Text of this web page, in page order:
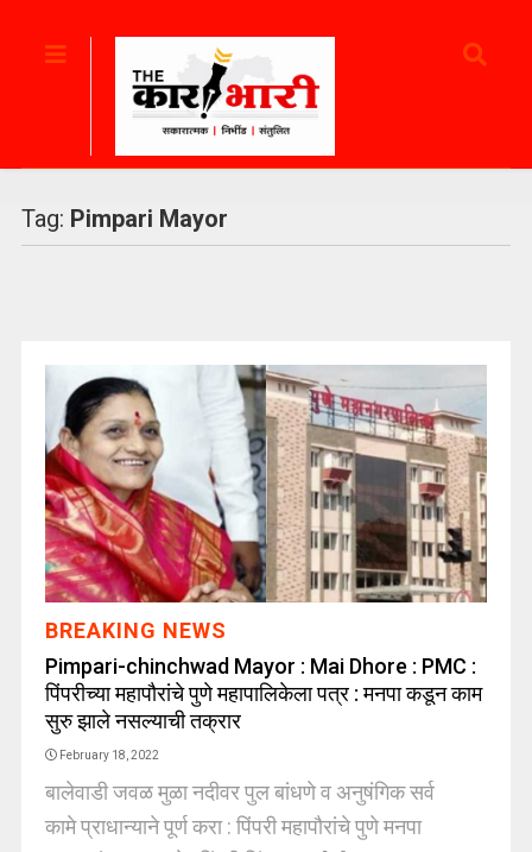
Tag: Pimpari Mayor
BREAKING NEWS
Pimpari-chinchwad Mayor : Mai Dhore : PMC :
पिंपरीच्या महापौरांचे पुणे महापालिकेला पत्र : मनपा कडून काम
सुरु झाले नसल्याची तक्रार
February 18, 2022
बालेवाडी जवळ मुळा नदीवर पुल बांधणे व अनुषंगिक सर्व
कामे प्राधान्याने पूर्ण करा : पिंपरी महापौरांचे पुणे मनपा